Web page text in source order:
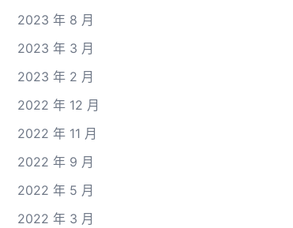
2023 年 8 月
2023 年 3 月
2023 年 2 月
2022 年 12 月
2022 年 11 月
2022 年 9 月
2022 年 5 月
2022 年 3 月